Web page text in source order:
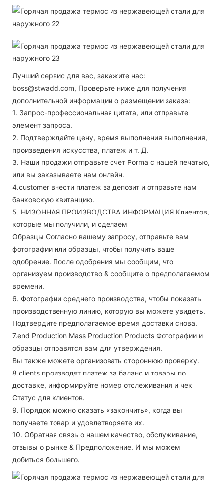
Лучший сервис для вас, закажите нас:
boss@stwadd.com, Проверьте ниже для получения
дополнительной информации о размещении заказа:
1. Запрос-профессиональная цитата, или отправьте
элемент запроса.
2. Подтверждайте цену, время выполнения выполнения,
произведения искусства, платеж и т. Д.
3. Наши продажи отправьте счет Porma с нашей печатью,
или вы заказываете нам онлайн.
4.customer внести платеж за депозит и отправьте нам
банковскую квитанцию.
5. НИЗОННАЯ ПРОИЗВОДСТВА ИНФОРМАЦИЯ Клиентов,
которые мы получили, и сделаем
Образцы Согласно вашему запросу, отправьте вам
фотографии или образцы, чтобы получить ваше
одобрение. После одобрения мы сообщим, что
организуем производство & сообщите о предполагаемом
времени.
6. Фотографии среднего производства, чтобы показать
производственную линию, которую вы можете увидеть.
Подтвердите предполагаемое время доставки снова.
7.end Production Mass Production Products Фотографии и
образцы отправятся вам для утверждения.
Вы также можете организовать стороннюю проверку.
8.clients производят платеж за баланс и товары по
доставке, информируйте номер отслеживания и чек
Статус для клиентов.
9. Порядок можно сказать «закончить», когда вы
получаете товар и удовлетворяете их.
10. Обратная связь о нашем качество, обслуживание,
отзывы о рынке & Предположение. И мы можем
добиться большего.